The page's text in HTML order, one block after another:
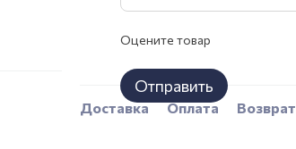
Оцените товар
Отправить
Доставка Оплата Возврат